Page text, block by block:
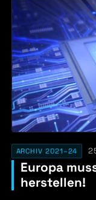
ARCHIV 2021–24
Europa
herstellen!